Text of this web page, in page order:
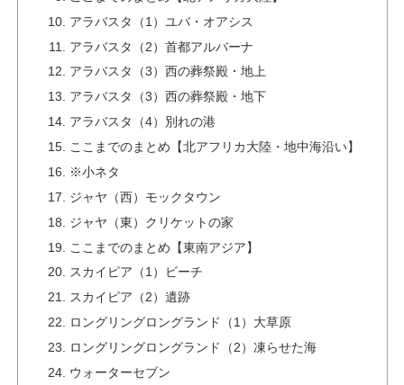
アラバスタ（1）ユバ・オアシス
アラバスタ（2）首都アルバーナ
アラバスタ（3）西の葬祭殿・地上
アラバスタ（3）西の葬祭殿・地下
アラバスタ（4）別れの港
ここまでのまとめ【北アフリカ大陸・地中海沿い】
※小ネタ
ジャヤ（西）モックタウン
ジャヤ（東）クリケットの家
ここまでのまとめ【東南アジア】
スカイピア（1）ビーチ
スカイピア（2）遺跡
ロングリングロングランド（1）大草原
ロングリングロングランド（2）凍らせた海
ウォーターセブン